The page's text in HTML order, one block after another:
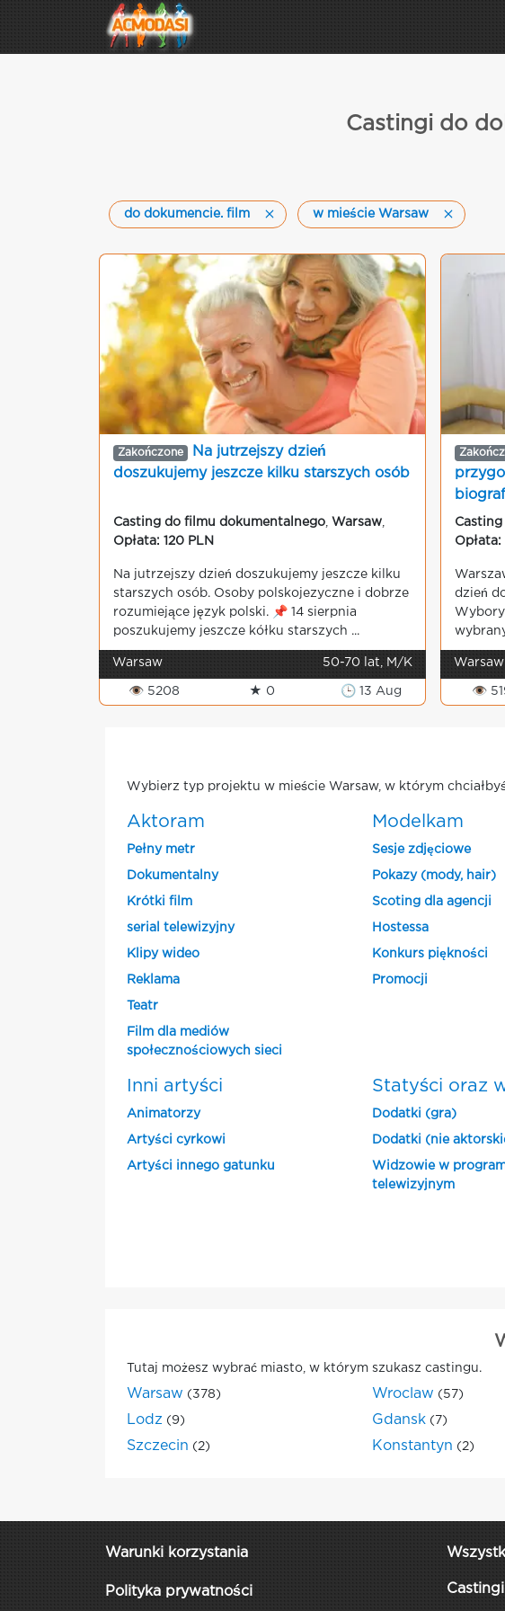
Castingi do
do dokumencie. film w mieście Warsaw
Zakończone
Na jutrzejszy dzień
doszukujemy jeszcze kilku starszych osób
Casting do filmu dokumentalnego Warsaw
Opłata: 120 PLN
Na jutrzejszy dzień doszukujemy jeszcze kilku
starszych osób. Osoby polskojezyczne i dobrze
rozumiejące język polski. 📌 14 sierpnia
poszukujemy jeszcze kółku starszych ...
Warsaw 50-70 lat, M/K
👁 5208 ★ 0 🕒 13 Aug
Opłata:
dzień
Wybory
Warsaw
👁
Wybierz typ projektu w mieście Warsaw, w którym
Aktoram
Pełny metr
Dokumentalny
Krótki film
serial telewizyjny
Klipy wideo
Reklama
Teatr
Film dla mediów
społecznościowych sieci
Modelkam
Sesje zdjęciowe
Pokazy (mody, hair)
Scoting dla agencji
Hostessa
Konkurs piękności
Promocji
Inni artyści
Animatorzy
Artyści cyrkowi
Artyści innego gatunku
Statyści oraz
Dodatki (gra)
Dodatki (nie
Widzowie w
telewizyjnym
Tutaj możesz wybrać miasto, w którym szukasz castingu.
Warsaw (378) Wroclaw (57)
Lodz (9) Gdansk (7)
Szczecin (2) Konstantyn (2)
Warunki korzystania
Polityka prywatności